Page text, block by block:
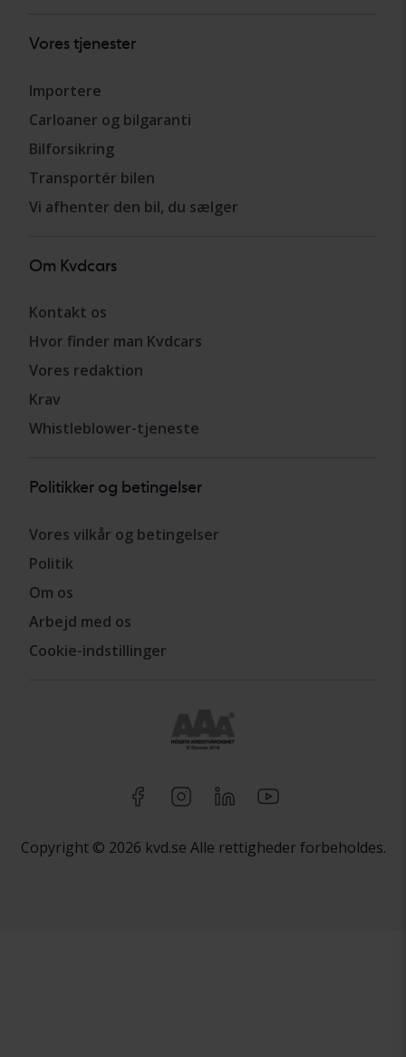
Vores tjenester
Importere
Carloaner og bilgaranti
Bilforsikring
Transportér bilen
Vi afhenter den bil, du sælger
Om Kvdcars
Kontakt os
Hvor finder man Kvdcars
Vores redaktion
Krav
Whistleblower-tjeneste
Politikker og betingelser
Vores vilkår og betingelser
Politik
Om os
Arbejd med os
Cookie-indstillinger
Copyright © 2026 kvd.se Alle rettigheder forbeholdes.